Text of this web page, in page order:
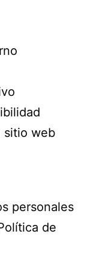
sitio web
personales
de